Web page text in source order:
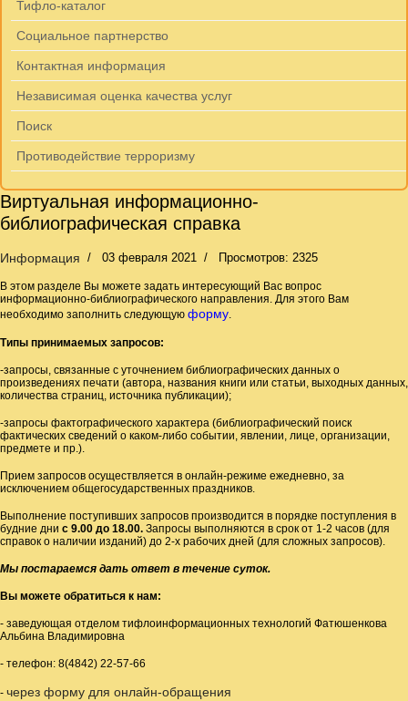
Тифло-каталог
Социальное партнерство
Контактная информация
Независимая оценка качества услуг
Поиск
Противодействие терроризму
Виртуальная информационно-
библиографическая справка
Информация 03 февраля 2021 Просмотров: 2325
В этом разделе Вы можете задать интересующий Вас вопрос
информационно-библиографического направления. Для этого Вам
необходимо заполнить следующую форму.
Типы принимаемых запросов:
-запросы, связанные с уточнением библиографических данных о
произведениях печати (автора, названия книги или статьи, выходных данных,
количества страниц, источника публикации);
-запросы фактографического характера (библиографический поиск
фактических сведений о каком-либо событии, явлении, лице, организации,
предмете и пр.).
Прием запросов осуществляется в онлайн-режиме ежедневно, за
исключением общегосударственных праздников.
Выполнение поступивших запросов производится в порядке поступления в
будние дни с 9.00 до 18.00. Запросы выполняются в срок от 1-2 часов (для
справок о наличии изданий) до 2-х рабочих дней (для сложных запросов).
Мы постараемся дать ответ в течение суток.
Вы можете обратиться к нам:
- заведующая отделом тифлоинформационных технологий Фатюшенкова
Альбина Владимировна
- телефон: 8(4842) 22-57-66
- через форму для онлайн-обращения